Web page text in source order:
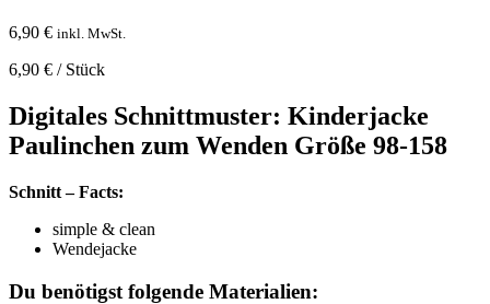
6,90 € inkl. MwSt.
6,90 € / Stück
Digitales Schnittmuster: Kinderjacke
Paulinchen zum Wenden Größe 98-158
Schnitt – Facts:
simple & clean
Wendejacke
Du benötigst folgende Materialien: